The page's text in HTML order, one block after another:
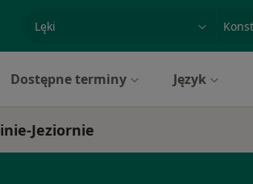
Dostępne terminy Język
Jeziornie